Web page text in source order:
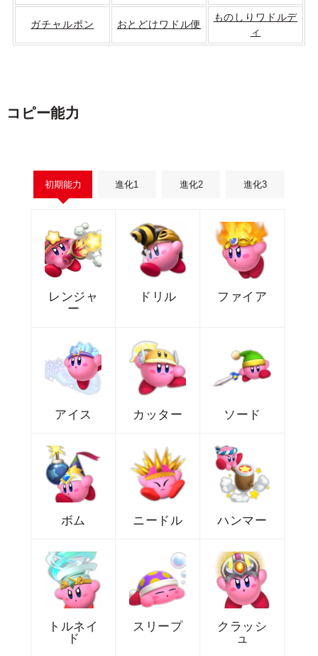
ガチャルポン おとどけワドル便
ものしりワドルデ
ィ
コピー能力
初期能力 進化1 進化2 進化3
レンジャ
ー
ドリル ファイア
アイス カッター ソード
ボム ニードル ハンマー
トルネイ
ド
スリープ
クラッシ
ュ